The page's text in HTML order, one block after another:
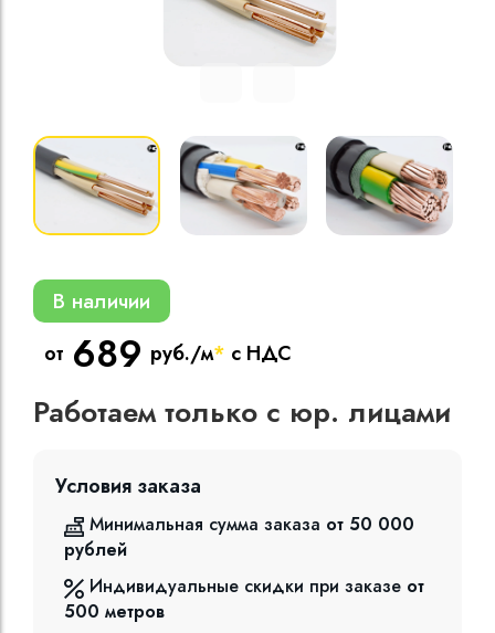
Кабели
изоляцией
В наличии
от 689 руб./м* с НДС
Работаем только с юр. лицами
Условия заказа
Минимальная сумма заказа от 50 000
рублей
Индивидуальные скидки при заказе от
500 метров